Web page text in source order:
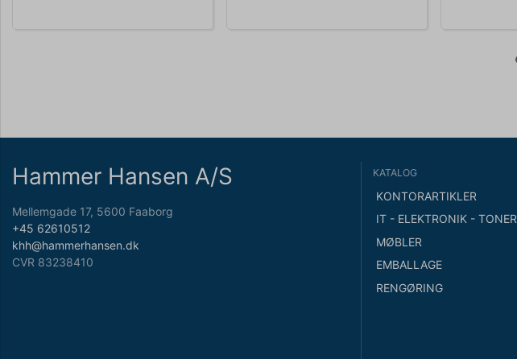
Hammer Hansen A/S
Mellemgade 17, 5600 Faaborg
+45 62610512
khh@hammerhansen.dk
CVR 83238410
KATALOG
KONTORARTIKLER
IT - ELEKTRONIK - TONER
MØBLER
EMBALLAGE
RENGØRING